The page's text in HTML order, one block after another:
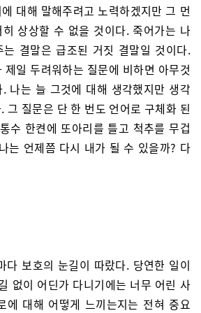
대해 말해주려고 노력하겠지만 그 먼
상상할 수 없을 것이다. 죽어가는 나
는 결말은 급조된 거짓 결말일 것이다.
일 두려워하는 질문에 비하면 아무것
나는 늘 그것에 대해 생각했지만 생각
그 질문은 단 한 번도 언어로 구체화 된
수 한켠에 또아리를 틀고 척추를 무겁
는 언제쯤 다시 내가 될 수 있을까? 다
다 보호의 눈길이 따랐다. 당연한 일이
없이 어딘가 다니기에는 너무 어린 사
에 대해 어떻게 느끼는지는 전혀 중요